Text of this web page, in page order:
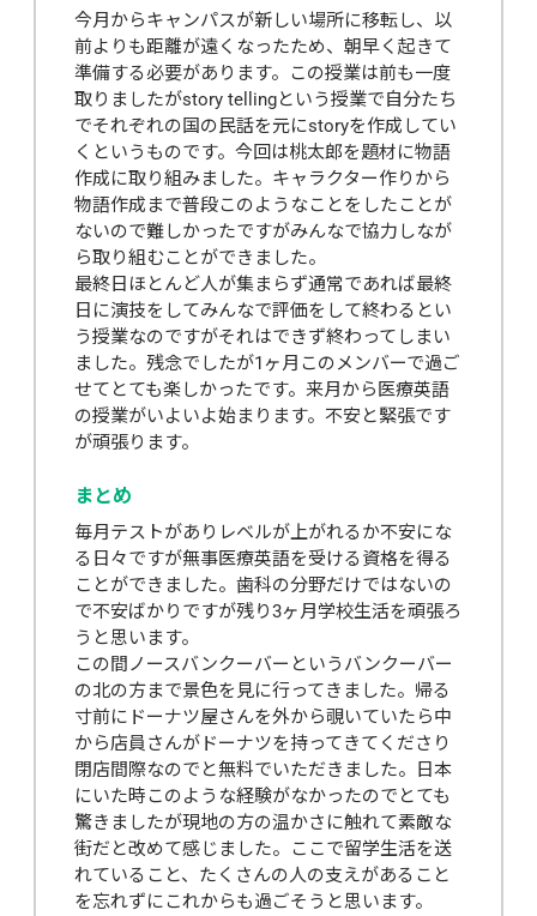
今月からキャンパスが新しい場所に移転し、以
前よりも距離が遠くなったため、朝早く起きて
準備する必要があります。この授業は前も一度
取りましたがstory tellingという授業で自分たち
でそれぞれの国の民話を元にstoryを作成してい
くというものです。今回は桃太郎を題材に物語
作成に取り組みました。キャラクター作りから
物語作成まで普段このようなことをしたことが
ないので難しかったですがみんなで協力しなが
ら取り組むことができました。
最終日ほとんど人が集まらず通常であれば最終
日に演技をしてみんなで評価をして終わるとい
う授業なのですがそれはできず終わってしまい
ました。残念でしたが1ヶ月このメンバーで過ご
せてとても楽しかったです。来月から医療英語
の授業がいよいよ始まります。不安と緊張です
が頑張ります。
まとめ
毎月テストがありレベルが上がれるか不安にな
る日々ですが無事医療英語を受ける資格を得る
ことができました。歯科の分野だけではないの
で不安ばかりですが残り3ヶ月学校生活を頑張ろ
うと思います。
この間ノースバンクーバーというバンクーバー
の北の方まで景色を見に行ってきました。帰る
寸前にドーナツ屋さんを外から覗いていたら中
から店員さんがドーナツを持ってきてくださり
閉店間際なのでと無料でいただきました。日本
にいた時このような経験がなかったのでとても
驚きましたが現地の方の温かさに触れて素敵な
街だと改めて感じました。ここで留学生活を送
れていること、たくさんの人の支えがあること
を忘れずにこれからも過ごそうと思います。